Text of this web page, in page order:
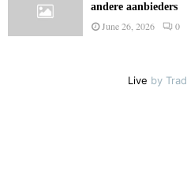
andere aanbieders
June 26, 2026 0
Live by